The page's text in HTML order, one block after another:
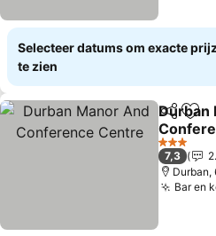
Selecteer datums om exacte
te zien
Delen
Durban
3 Sterren
7,3
Durban,
Bar en